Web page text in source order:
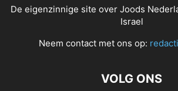
De eigenzinnige site over Joods
Israel
Neem contact met ons op:
VOLG ONS